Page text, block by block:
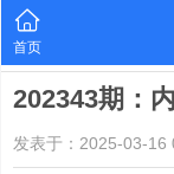
首页
202343期：
发表于：2025-03-16